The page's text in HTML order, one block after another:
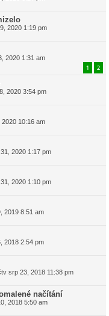
2020 1:19 pm
2020 1:31 am
1 2
2020 3:54 pm
2020 10:16 am
2020 1:17 pm
2020 1:10 pm
2019 8:51 am
2018 2:54 pm
srp 23, 2018 11:38 pm
načítání
2018 5:50 am